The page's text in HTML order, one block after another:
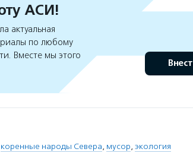
АСИ!
актуальная
по любому
Вместе мы этого
коренные народы Севера, мусор, экология